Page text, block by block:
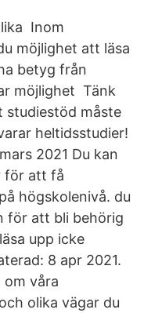
Inom
möjlighet att läsa
betyg från
möjlighet Tänk
studiestöd måste
heltidsstudier!
2021 Du kan
för att få
högskolenivå. du
för att bli behörig
upp icke
8 apr 2021.
våra
olika vägar du